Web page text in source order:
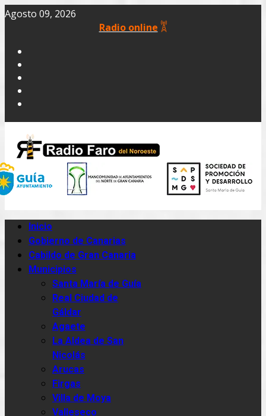
Agosto 09, 2026
Radio online
Inicio
Gobierno de Canarias
Cabildo de Gran Canaria
Municipios
Santa María de Guía
Real Ciudad de
Gáldar
Agaete
La Aldea de San
Nicolás
Arucas
Firgas
Villa de Moya
Valleseco